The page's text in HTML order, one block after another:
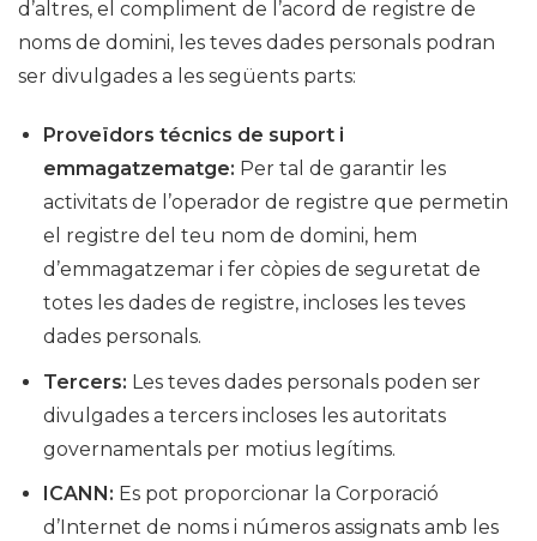
d’altres, el compliment de l’acord de registre de
noms de domini, les teves dades personals podran
ser divulgades a les següents parts:
Proveïdors técnics de suport i
emmagatzematge: Per tal de garantir les
activitats de l’operador de registre que permetin
el registre del teu nom de domini, hem
d’emmagatzemar i fer còpies de seguretat de
totes les dades de registre, incloses les teves
dades personals.
Tercers: Les teves dades personals poden ser
divulgades a tercers incloses les autoritats
governamentals per motius legítims.
ICANN: Es pot proporcionar la Corporació
d’Internet de noms i números assignats amb les